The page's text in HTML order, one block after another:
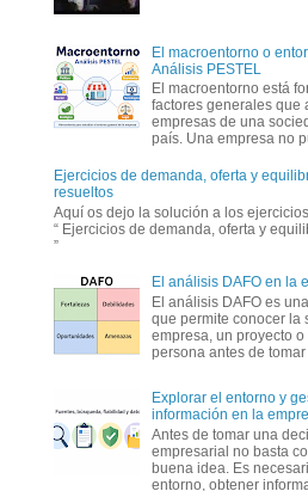
El macroentorno o
Análisis PESTEL
El macroentorno está
factores generales que
empresas de una
país. Una empresa no
Ejercicios de demanda, oferta y
resueltos
Aquí os dejo la solución a los
“ Ejercicios de demanda, oferta y
”
El análisis DAFO en la
El análisis DAFO es
que permite conocer la
empresa, un proyecto
persona antes de
Explorar el entorno y
información en la
Antes de tomar una
empresarial no basta
buena idea. Es
entorno, obtener